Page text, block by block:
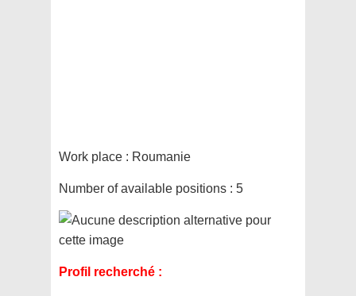
Work place : Roumanie
Number of available positions : 5
Profil recherché :